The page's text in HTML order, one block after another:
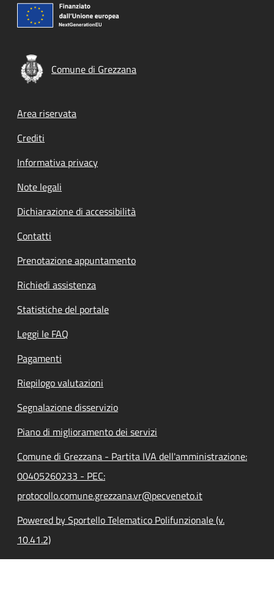
Comune di Grezzana
Footer menu
Area riservata
Crediti
Informativa privacy
Note legali
Dichiarazione di accessibilità
Contatti
Prenotazione appuntamento
Richiedi assistenza
Statistiche del portale
Leggi le FAQ
Pagamenti
Riepilogo valutazioni
Segnalazione disservizio
Piano di miglioramento dei servizi
Comune di Grezzana - Partita IVA dell'amministrazione:
00405260233 - PEC:
protocollo.comune.grezzana.vr@pecveneto.it
Powered by Sportello Telematico Polifunzionale (v.
10.41.2)